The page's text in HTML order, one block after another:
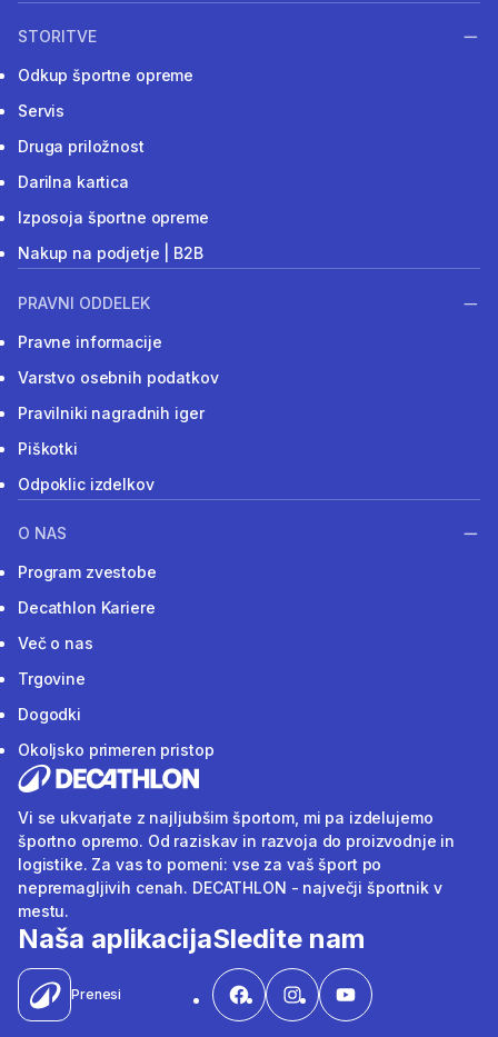
STORITVE
Odkup športne opreme
Servis
Druga priložnost
Darilna kartica
Izposoja športne opreme
Nakup na podjetje | B2B
PRAVNI ODDELEK
Pravne informacije
Varstvo osebnih podatkov
Pravilniki nagradnih iger
Piškotki
Odpoklic izdelkov
O NAS
Program zvestobe
Decathlon Kariere
Več o nas
Trgovine
Dogodki
Okoljsko primeren pristop
Vi se ukvarjate z najljubšim športom, mi pa izdelujemo
športno opremo. Od raziskav in razvoja do proizvodnje in
logistike. Za vas to pomeni: vse za vaš šport po
nepremagljivih cenah. DECATHLON - največji športnik v
mestu.
Naša aplikacija
Prenesi
Sledite nam